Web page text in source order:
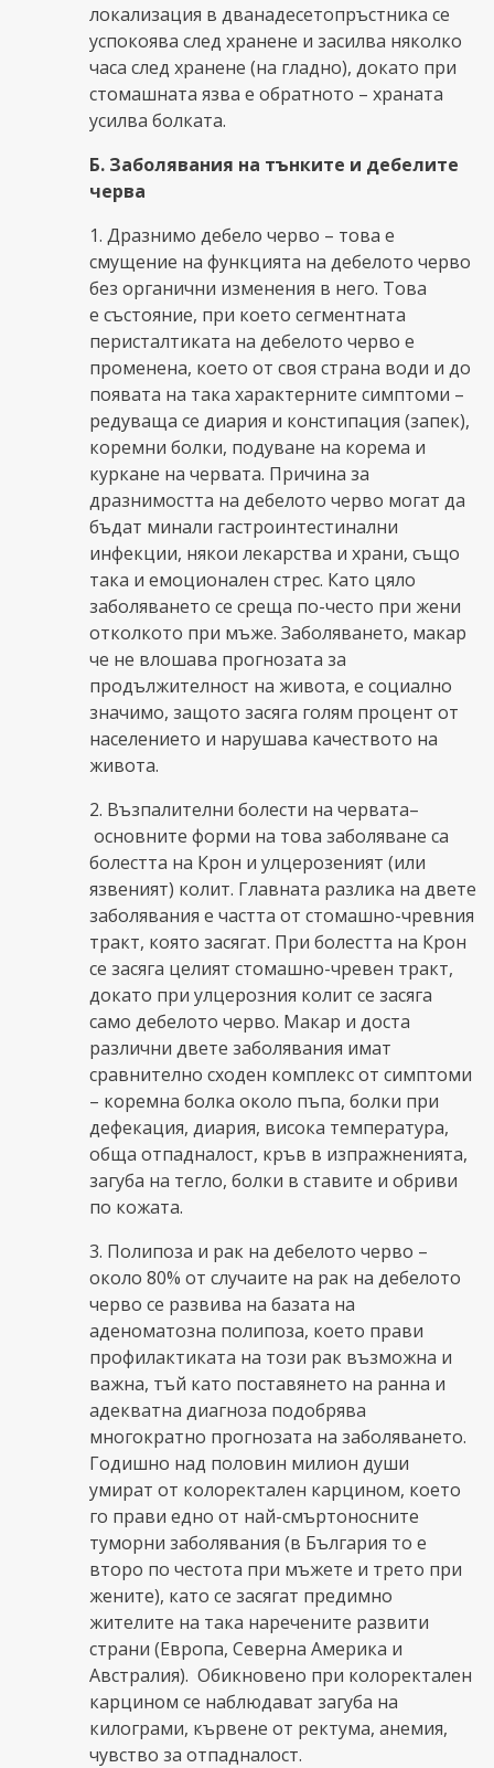
локализация в дванадесетопръстника се
успокоява след хранене и засилва няколко
часа след хранене (на гладно), докато при
стомашната язва е обратното – храната
усилва болката.
Б. Заболявания на тънките и дебелите
черва
1. Дразнимо дебело черво – това е
смущение на функцията на дебелото черво
без органични изменения в него. Това
е състояние, при което сегментната
перисталтиката на дебелото черво е
променена, което от своя страна води и до
появата на така характерните симптоми –
редуваща се диария и констипация (запек),
коремни болки, подуване на корема и
куркане на червата. Причина за
дразнимостта на дебелото черво могат да
бъдат минали гастроинтестинални
инфекции, някои лекарства и храни, също
така и емоционален стрес. Като цяло
заболяването се среща по-често при жени
отколкото при мъже. Заболяването, макар
че не влошава прогнозата за
продължителност на живота, е социално
значимо, защото засяга голям процент от
населението и нарушава качеството на
живота.
2. Възпалителни болести на червата–
основните форми на това заболяване са
болестта на Крон и улцерозеният (или
язвеният) колит. Главната разлика на двете
заболявания е частта от стомашно-чревния
тракт, която засягат. При болестта на Крон
се засяга целият стомашно-чревен тракт,
докато при улцерозния колит се засяга
само дебелото черво. Макар и доста
различни двете заболявания имат
сравнително сходен комплекс от симптоми
– коремна болка около пъпа, болки при
дефекация, диария, висока температура,
обща отпадналост, кръв в изпражненията,
загуба на тегло, болки в ставите и обриви
по кожата.
3. Полипоза и рак на дебелото черво –
около 80% от случаите на рак на дебелото
черво се развива на базата на
аденоматозна полипоза, което прави
профилактиката на този рак възможна и
важна, тъй като поставянето на ранна и
адекватна диагноза подобрява
многократно прогнозата на заболяването.
Годишно над половин милион души
умират от колоректален карцином, което
го прави едно от най-смъртоносните
туморни заболявания (в България то е
второ по честота при мъжете и трето при
жените), като се засягат предимно
жителите на така наречените развити
страни (Европа, Северна Америка и
Австралия). Обикновено при колоректален
карцином се наблюдават загуба на
килограми, кървене от ректума, анемия,
чувство за отпадналост.